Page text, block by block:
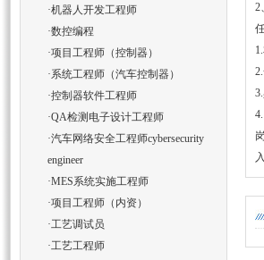
·机器人开发工程师
·数控编程
·项目工程师（控制器）
·系统工程师（汽车控制器）
·控制器软件工程师
·QA检测电子设计工程师
·汽车网络安全工程师cybersecurity
engineer
·MES系统实施工程师
·项目工程师（内资）
·工艺调试员
·工艺工程师
2